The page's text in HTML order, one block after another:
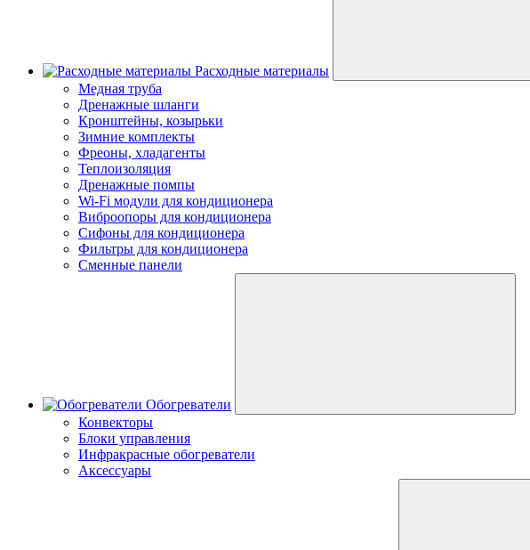
Расходные материалы
Медная труба
Дренажные шланги
Кронштейны, козырьки
Зимние комплекты
Фреоны, хладагенты
Теплоизоляция
Дренажные помпы
Wi-Fi модули для кондиционера
Виброопоры для кондиционера
Сифоны для кондиционера
Фильтры для кондиционера
Сменные панели
Обогреватели
Конвекторы
Блоки управления
Инфракрасные обогреватели
Аксессуары